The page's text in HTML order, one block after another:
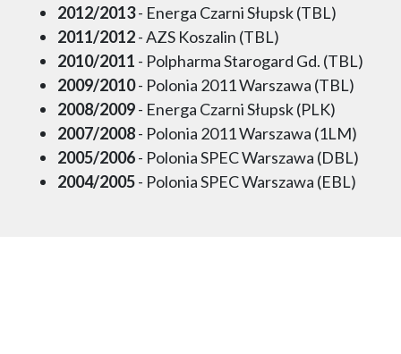
2012/2013- Energa Czarni Słupsk (TBL)
2011/2012- AZS Koszalin (TBL)
2010/2011 - Polpharma Starogard Gd. (TBL)
2009/2010- Polonia 2011 Warszawa (TBL)
2008/2009- Energa Czarni Słupsk (PLK)
2007/2008- Polonia 2011 Warszawa (1LM)
2005/2006- Polonia SPEC Warszawa (DBL)
2004/2005- Polonia SPEC Warszawa (EBL)